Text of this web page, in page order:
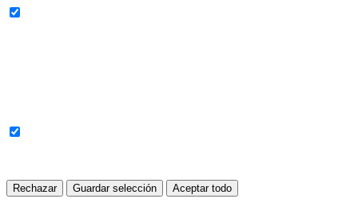
Rechazar Guardar selección Aceptar todo